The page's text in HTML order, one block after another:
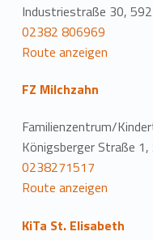
Industriestraße 30,
02382 806969
Route anzeigen
FZ Milchzahn
Familienzentrum/
Königsberger Straße
0238271517
Route anzeigen
KiTa St. Elisabeth